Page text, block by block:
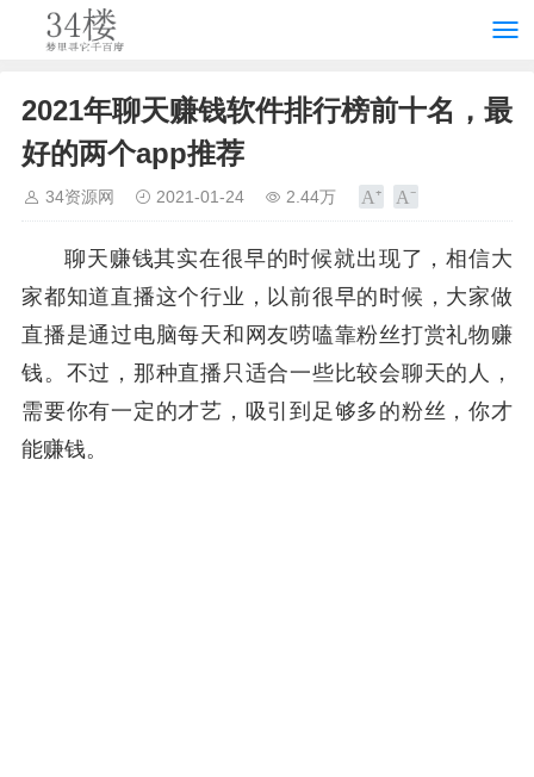
2021年聊天赚钱软件排行榜前十名，最
好的两个app推荐
34资源网 2021-01-24 2.44万
聊天赚钱其实在很早的时候就出现了，相信大
家都知道直播这个行业，以前很早的时候，大家做
直播是通过电脑每天和网友唠嗑靠粉丝打赏礼物赚
钱。不过，那种直播只适合一些比较会聊天的人，
需要你有一定的才艺，吸引到足够多的粉丝，你才
能赚钱。